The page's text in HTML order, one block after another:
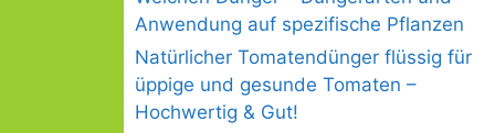
Anwendung auf spezifische Pflanzen
Natürlicher Tomatendünger flüssig für
üppige und gesunde Tomaten –
Hochwertig & Gut!